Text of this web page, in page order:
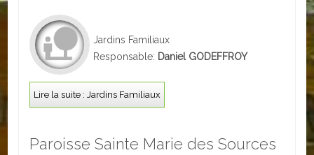
Santé
Social
Culturel
Jardins Familiaux
Responsable: Daniel GODEFFROY
Lire la suite : Jardins Familiaux
Paroisse Sainte Marie des Sources